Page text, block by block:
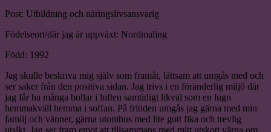
Post: Utbildning och näringslivsansvarig
Födelseort/där jag är uppväxt: Nordmaling
Född: 1992
Jag skulle beskriva mig själv som framåt, lättsam att umgås med och
ser saker från den positiva sidan. Jag trivs i en föränderlig miljö där
jag får ha många bollar i luften samtidigt likväl som en lugn
hemmakväll hemma i soffan. På fritiden umgås jag gärna med min
familj och vänner, gärna utomhus med lite gott fika och trevlig
utsikt. Jag ser fram emot att tillsammans med mitt utskott värna om